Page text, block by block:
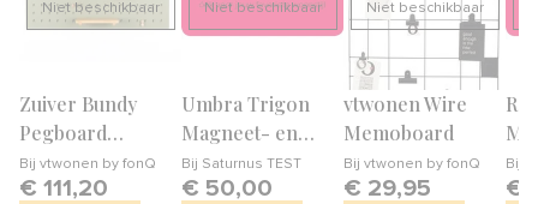
Niet beschikbaar
Zuiver Bundy
Pegboard
Pinbord 45 x 90
cm
Bij vtwonen by fonQ
€ 111,20
Niet beschikbaar
Umbra Trigon
Magneet- en
prikbord
Bij Saturnus TEST
€ 50,00
Niet beschikbaar
vtwonen Wire
Memoboard
Bij vtwonen by fonQ
€ 29,95
Bij
€